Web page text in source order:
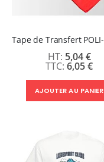
6,05 €
5,04 €
AJOUTER AU PANIER